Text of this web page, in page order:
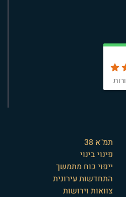
תמ"א 38
פינוי בינוי
ייפוי כוח מתמשך
התחדשות עירונית
צוואות וירושות